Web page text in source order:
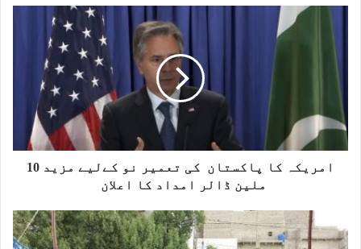
s
i
e
امریکہ کا پاکستان کی تعمیر نو کےلیے مزید 10
ملین ڈالر امداد کا اعلان